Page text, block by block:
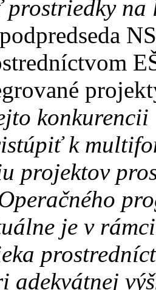
prostriedky
k
projektov
je vrámci
adekvátnej